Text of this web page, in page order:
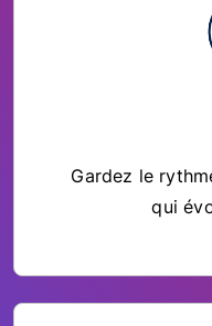
Gardez le
qui